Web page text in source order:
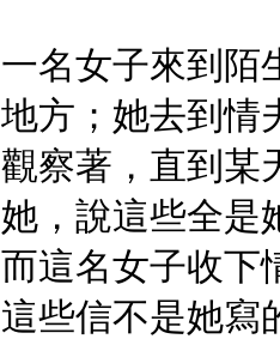
一名女子來到陌
地方；她去到情
觀察著，直到某
她，說這些全是
而這名女子收下
這些信不是她寫